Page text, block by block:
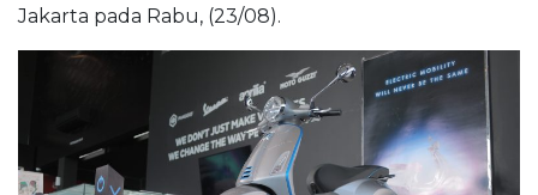
Jakarta pada Rabu, (23/08).